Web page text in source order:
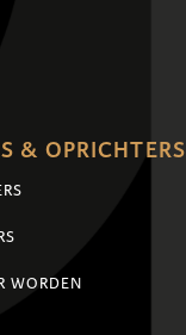
& OPRICHTERS
WORDEN